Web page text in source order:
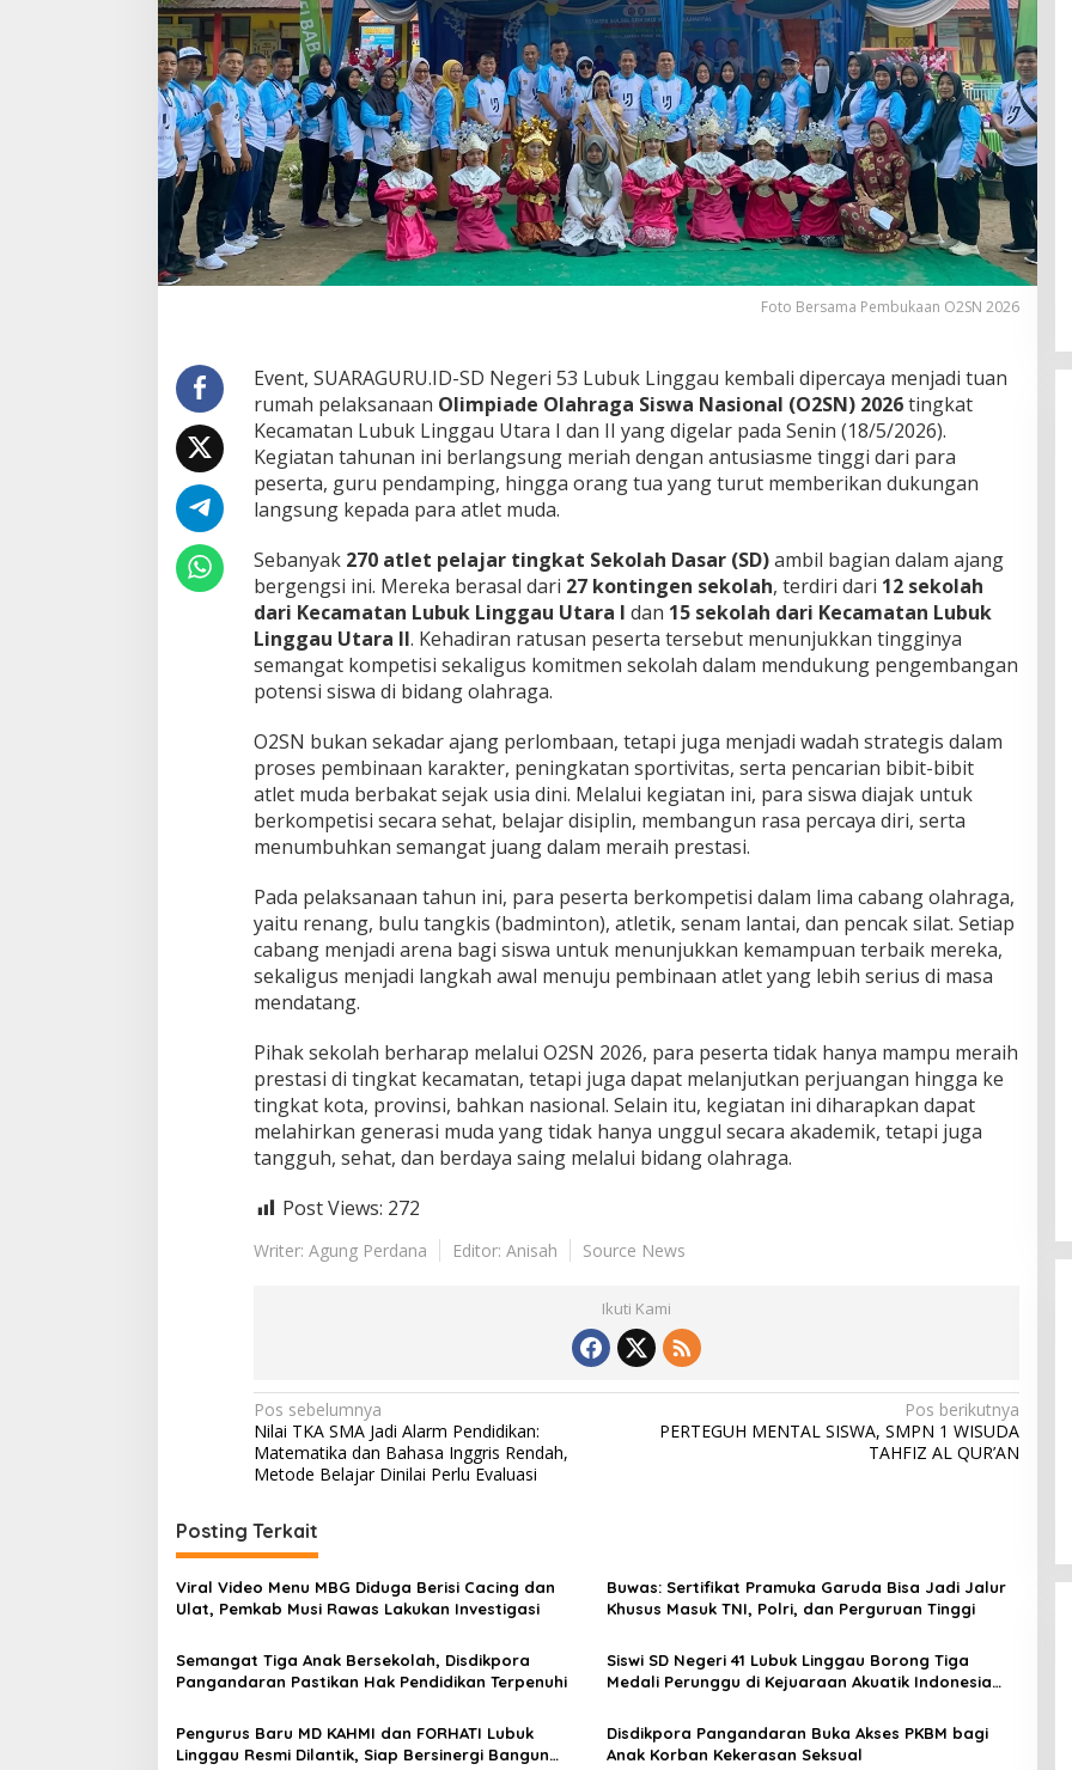
d
i
P
u
s
a
O
2
S
N
2
0
R
a
u
s
a
n
A
l
e
t
S
D
S
i
p
B
e
r
s
a
g
M
e
n
u
j
T
i
n
g
k
a
K
t
Foto Bersama Pembukaan O2SN 2026
Event, SUARAGURU.ID-SD Negeri 53 Lubuk Linggau kembali dipercaya menjadi tuan
rumah pelaksanaan Olimpiade Olahraga Siswa Nasional (O2SN) 2026tingkat
Kecamatan Lubuk Linggau Utara I dan II yang digelar pada Senin (18/5/2026).
Kegiatan tahunan ini berlangsung meriah dengan antusiasme tinggi dari para
peserta, guru pendamping, hingga orang tua yang turut memberikan dukungan
langsung kepada para atlet muda.
Sebanyak 270 atlet pelajar tingkat Sekolah Dasar (SD)ambil bagian dalam ajang
bergengsi ini. Mereka berasal dari 27 kontingen sekolah, terdiri dari 12 sekolah
dari Kecamatan Lubuk Linggau Utara I dan 15 sekolah dari Kecamatan Lubuk
Linggau Utara II. Kehadiran ratusan peserta tersebut menunjukkan tingginya
semangat kompetisi sekaligus komitmen sekolah dalam mendukung pengembangan
potensi siswa di bidang olahraga.
O2SN bukan sekadar ajang perlombaan, tetapi juga menjadi wadah strategis dalam
proses pembinaan karakter, peningkatan sportivitas, serta pencarian bibit-bibit
atlet muda berbakat sejak usia dini. Melalui kegiatan ini, para siswa diajak untuk
berkompetisi secara sehat, belajar disiplin, membangun rasa percaya diri, serta
menumbuhkan semangat juang dalam meraih prestasi.
Pada pelaksanaan tahun ini, para peserta berkompetisi dalam lima cabang olahraga,
yaitu renang, bulu tangkis (badminton), atletik, senam lantai, dan pencak silat. Setiap
cabang menjadi arena bagi siswa untuk menunjukkan kemampuan terbaik mereka,
sekaligus menjadi langkah awal menuju pembinaan atlet yang lebih serius di masa
mendatang.
Pihak sekolah berharap melalui O2SN 2026, para peserta tidak hanya mampu meraih
prestasi di tingkat kecamatan, tetapi juga dapat melanjutkan perjuangan hingga ke
tingkat kota, provinsi, bahkan nasional. Selain itu, kegiatan ini diharapkan dapat
melahirkan generasi muda yang tidak hanya unggul secara akademik, tetapi juga
tangguh, sehat, dan berdaya saing melalui bidang olahraga.
Post Views: 272
Writer: Agung Perdana Editor: Anisah Source News
Ikuti Kami
N
a
v
i
g
a
s
i
p
s
Pos sebelumnya
Nilai TKA SMA Jadi Alarm Pendidikan:
Matematika dan Bahasa Inggris Rendah,
Metode Belajar Dinilai Perlu Evaluasi
Pos berikutnya
PERTEGUH MENTAL SISWA, SMPN 1 WISUDA
TAHFIZ AL QUR’AN
Posting Terkait
Viral Video Menu MBG Diduga Berisi Cacing dan
Ulat, Pemkab Musi Rawas Lakukan Investigasi
Buwas: Sertifikat Pramuka Garuda Bisa Jadi Jalur
Khusus Masuk TNI, Polri, dan Perguruan Tinggi
Semangat Tiga Anak Bersekolah, Disdikpora
Pangandaran Pastikan Hak Pendidikan Terpenuhi
Siswi SD Negeri 41 Lubuk Linggau Borong Tiga
Medali Perunggu di Kejuaraan Akuatik Indonesia
Pengurus Baru MD KAHMI dan FORHATI Lubuk
Linggau Resmi Dilantik, Siap Bersinergi Bangun
Disdikpora Pangandaran Buka Akses PKBM bagi
Anak Korban Kekerasan Seksual
Himpunan Wanita UNPARI Salurkan
Bantuan bagi Korban Kebakaran